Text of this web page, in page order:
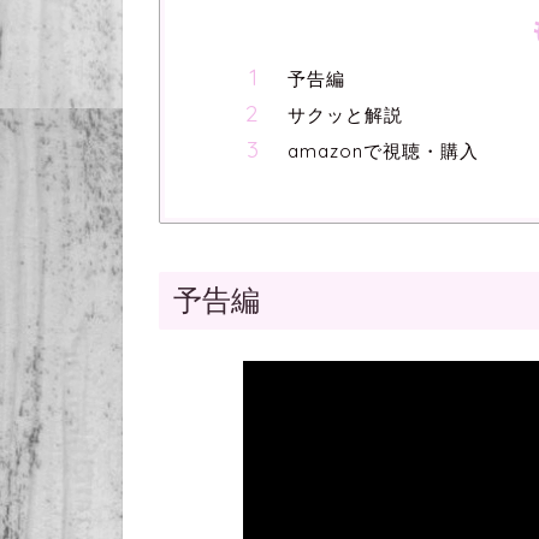
予告編
サクッと解説
amazonで視聴・購入
予告編